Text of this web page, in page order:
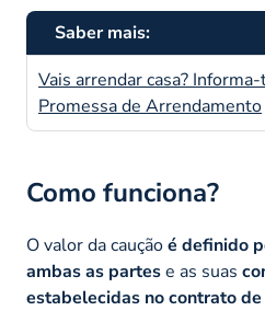
Saber mais:
Vais arrendar casa?
Promessa de Arrendamento
Como funciona?
O valor da cauçãoé definido
ambas as partese as suas
estabelecidas no contrato